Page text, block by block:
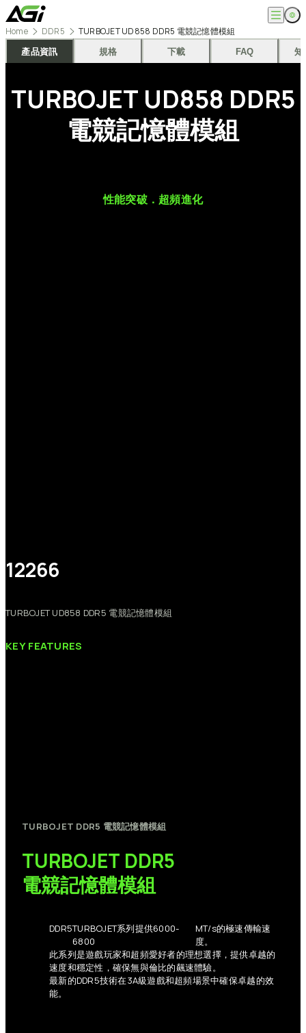
跳
至
主
內
English
繁體中文
公司
最新消息
知識文章
記憶體模組
固態硬碟
外接式固態硬碟
解決方案
超能玩家
Home DDR5 TURBOJET UD858 DDR5 電競記憶體模組
產品資訊 規格 下載 FAQ 知
TURBOJET UD858 DDR5
電競記憶體模組
性能突破．超頻進化
12266
TURBOJET UD858 DDR5 電競記憶體模組
KEYFEATURES
TURBOJET DDR5 電競記憶體模組
TURBOJET DDR5
電競記憶體模組
DDR5TURBOJET系列提供6000-
6800
MT/s的極速傳輸速
度。
此系列是遊戲玩家和超頻愛好者的理想選擇，提供卓越的
速度和穩定性，確保無與倫比的飆速體驗。
最新的DDR5技術在3A級遊戲和超頻場景中確保卓越的效
能。